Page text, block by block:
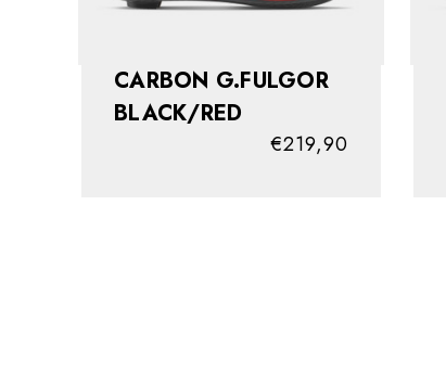
CARBON G.FULGOR
BLACK/RED
€219,90